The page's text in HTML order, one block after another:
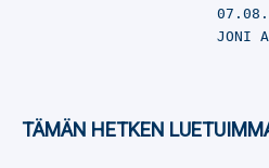
JONI
TÄMÄN HETKEN